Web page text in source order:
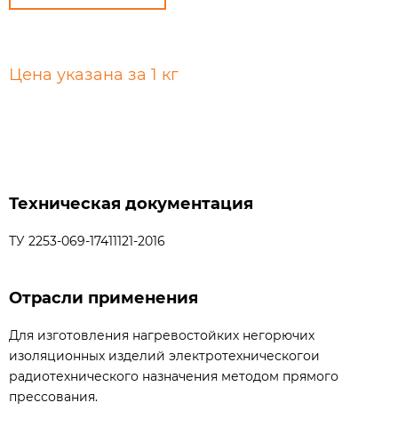
Цена указана за 1 кг
Техническая документация
ТУ 2253-069-17411121-2016
Отрасли применения
Для изготовления нагревостойких негорючих
изоляционных изделий электротехническогои
радиотехнического назначения методом прямого
прессования.